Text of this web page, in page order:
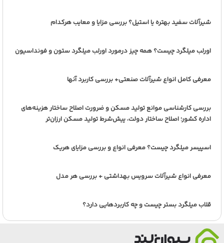
شیرآلات سفید بهتره یا استیل؟ بررسی مزایا و معایب هرکدام
اورلب میلگرد چیست؟ همه چیز درمورد اورلب میلگرد ستون و فونداسیون
معرفی کامل انواع شیرآلات صنعتی+ بررسی کاربرد آنها
بررسی کارشناسی موانع تولید مسکن و ضرورت اصلاح ساختار هزینه‌های
اداره کشور؛ اصلاح ساختار دولت، پیش‌شرط تولید مسکن ارزان‌تر
اسپیسر میلگرد چیست؟ معرفی انواع و بررسی مزایای هریک
معرفی انواع شیرآلات سرویس بهداشتی + بررسی هر مدل
قلاب میلگرد بستر چیست و چه کاربردهایی دارد؟